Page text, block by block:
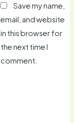
Save my name,
email, and website
in this browser for
the next time I
comment.